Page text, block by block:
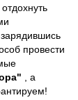
провести
, a